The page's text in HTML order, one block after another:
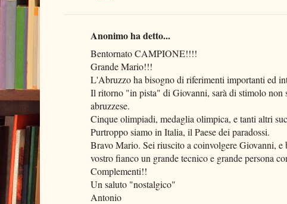
Anonimo ha detto...
Bentornato CAMPIONE!!!!
Grande Mario!!!
L'Abruzzo ha bisogno di riferimenti importanti ed
Il ritorno "in pista" di Giovanni, sarà di stimolo non
abruzzese.
Cinque olimpiadi, medaglia olimpica, e tanti altri
Purtroppo siamo in Italia, il Paese dei paradossi.
Bravo Mario. Sei riuscito a coinvolgere Giovanni,
vostro fianco un grande tecnico e grande persona
Complementi!!
Un saluto "nostalgico"
Antonio